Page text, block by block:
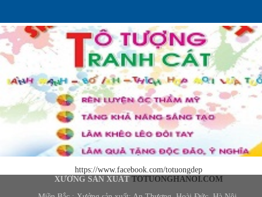
https://www.facebook.com/totuongdep
XƯỞNG SẢN XUẤT TOTUONGHANOI.COM